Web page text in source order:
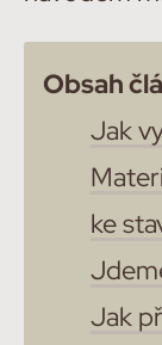
Obsah
Jak
ke
Jak